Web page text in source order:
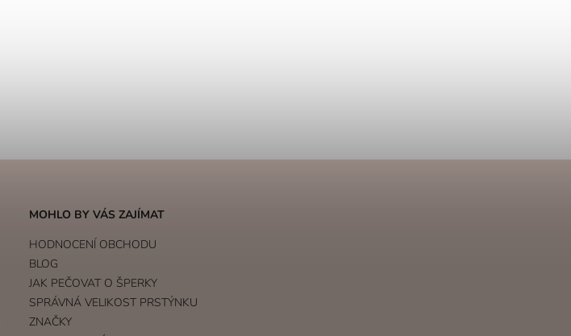
MOHLO BY VÁS ZAJÍMAT
HODNOCENÍ OBCHODU
BLOG
JAK PEČOVAT O ŠPERKY
SPRÁVNÁ VELIKOST PRSTÝNKU
ZNAČKY